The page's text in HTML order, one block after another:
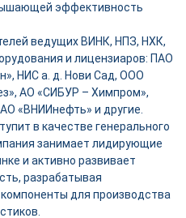
эффективность
ведущих ВИНК, НПЗ, НХК,
и лицензиаров: ПАО
НИС а. д. Нови Сад, ООО
АО «СИБУР – Химпром»,
«ВНИИнефть» и другие.
в качестве генерального
занимает лидирующие
и активно развивает
разрабатывая
для производства